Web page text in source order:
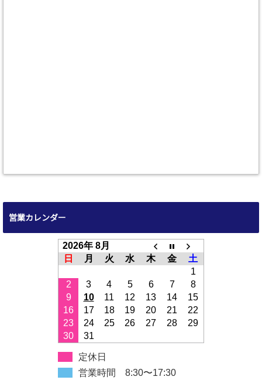
営業カレンダー
2026年 8月
日
月 火 水 木 金
土
1
2
3 4 5 6 7
8
9
10 11 12 13 14
15
16
17 18 19 20 21
22
23
24 25 26 27 28
29
30
31
定休日
営業時間 8:30〜17:30